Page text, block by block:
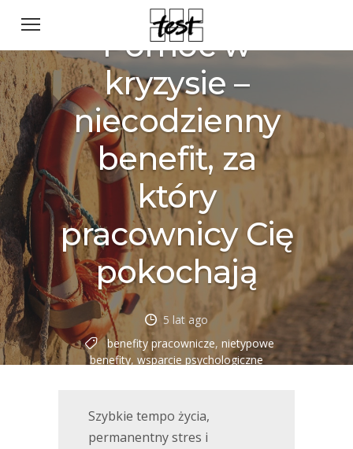
Pomoc w
kryzysie –
niecodzienny
benefit, za
który
pracownicy Cię
pokochają
5 lat ago
benefity pracownicze, nietypowe
benefity, wsparcie psychologiczne
Szybkie tempo życia,
permanentny stres i